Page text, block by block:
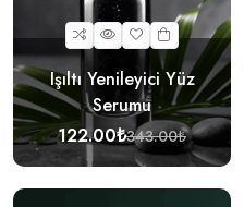
Işıltı Yenileyici Yüz
Serumu
122.00₺343.00₺